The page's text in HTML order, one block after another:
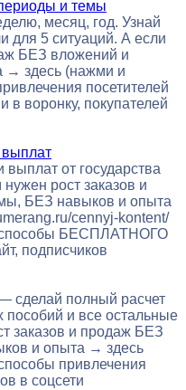
и темы
месяц, год. Узнай
для 5 ситуаций. А если
БЕЗ вложений и
→ здесь (нажми и
посетителей
в воронку, покупателей
выплат
от государства
рост заказов и
БЕЗ навыков и опыта
cennyj-kontent/
способы БЕСПЛАТНОГО
подписчиков
сделай полный расчет
пособий и все остальные
заказов и продаж БЕЗ
и опыта → здесь
привлечения
в соцсети